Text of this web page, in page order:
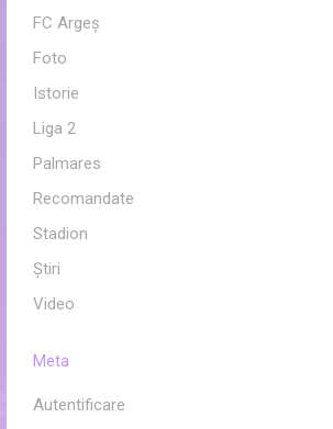
FC Argeș
Foto
Istorie
Liga 2
Palmares
Recomandate
Stadion
Ştiri
Video
Meta
Autentificare